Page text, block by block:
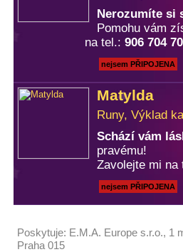
Nerozumíte si
Pomohu vám
na tel.: 906 704
nejsem PŘIPOJENA
Matylda
Runy, Výklad
Schází vám
pravému!
Zavolejte mi
nejsem PŘIPOJENA
Poskytuje: E.M.A. Europe s.r.o., 1
Praha 015